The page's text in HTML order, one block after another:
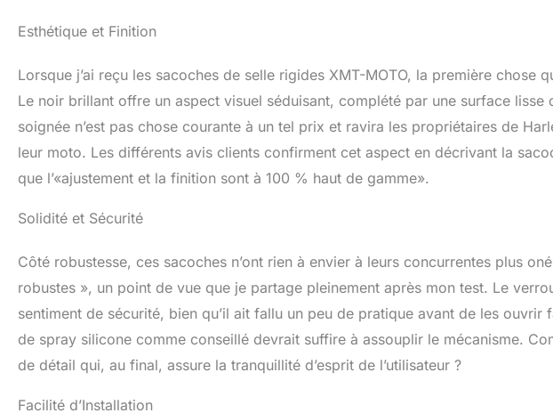
Esthétique et Finition
Lorsque j’ai reçu les sacoches de selle rigides XMT-MOTO, la première chose
Le noir brillant offre un aspect visuel séduisant, complété par une surface
soignée n’est pas chose courante à un tel prix et ravira les propriétaires de
leur moto. Les différents avis clients confirment cet aspect en décrivant la
que l’«ajustement et la finition sont à 100 % haut de gamme».
Solidité et Sécurité
Côté robustesse, ces sacoches n’ont rien à envier à leurs concurrentes plus
robustes », un point de vue que je partage pleinement après mon test. Le
sentiment de sécurité, bien qu’il ait fallu un peu de pratique avant de les
de spray silicone comme conseillé devrait suffire à assouplir le mécanisme.
de détail qui, au final, assure la tranquillité d’esprit de l’utilisateur ?
Facilité d’Installation